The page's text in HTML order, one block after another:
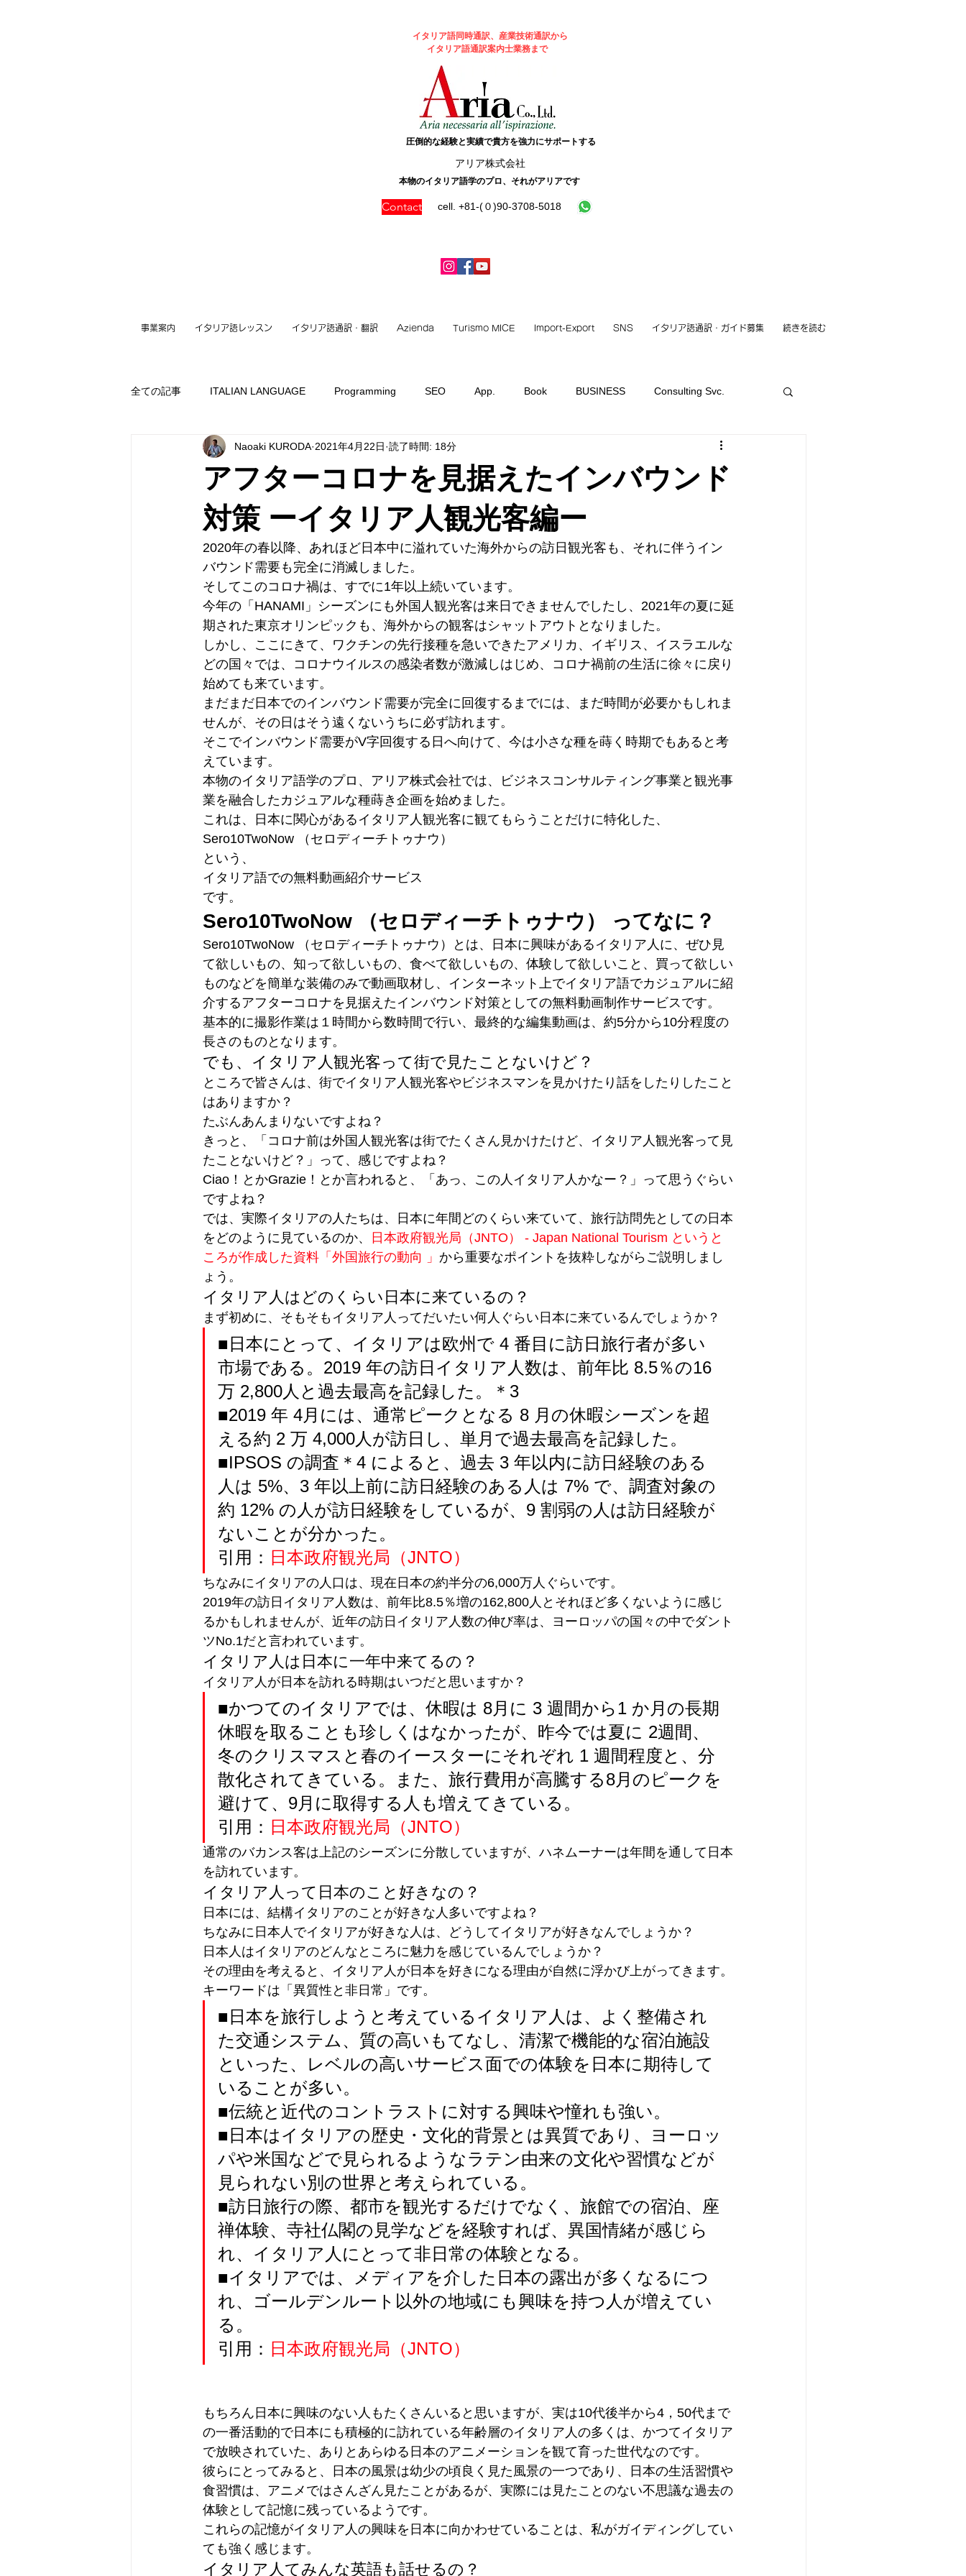
イタリア語同時通訳、産業技術通訳から
イタリア語通訳案内士業務まで
圧倒的な経験と実績で貴方を強力にサポートする
​アリア株式会社
本物のイタリア語学のプロ、それがアリアです
Contact cell. +81-(０)90-3708-5018
事業案内 イタリア語レッスン イタリア語通訳・翻訳 Azienda Turismo MICE Import-Export SNS イタリア語通訳・ガイド募集 続きを読む
全ての記事 ITALIAN LANGUAGE Programming SEO App. Book BUSINESS Consulting Svc.
Gadget Contact Italian Culture INBOUND Language Svc.
Music Proverb Restaurant Place STUDY
TOURISM 未分類 未分類
アフターコロナを見据えたインバウンド
対策 ーイタリア人観光客編ー
Naoaki KURODA 2021年4月22日 読了時間: 18分
2020年の春以降、あれほど日本中に溢れていた海外からの訪日観光客も、それに伴うイン
バウンド需要も完全に消滅しました。
そしてこのコロナ禍は、すでに1年以上続いています。
今年の「HANAMI」シーズンにも外国人観光客は来日できませんでしたし、2021年の夏に延
期された東京オリンピックも、海外からの観客はシャットアウトとなりました。
しかし、ここにきて、ワクチンの先行接種を急いできたアメリカ、イギリス、イスラエルな
どの国々では、コロナウイルスの感染者数が激減しはじめ、コロナ禍前の生活に徐々に戻り
始めても来ています。
まだまだ日本でのインバウンド需要が完全に回復するまでには、まだ時間が必要かもしれま
せんが、その日はそう遠くないうちに必ず訪れます。
そこでインバウンド需要がV字回復する日へ向けて、今は小さな種を蒔く時期でもあると考
えています。
本物のイタリア語学のプロ、アリア株式会社では、ビジネスコンサルティング事業と観光事
業を融合したカジュアルな種蒔き企画を始めました。
これは、日本に関心があるイタリア人観光客に観てもらうことだけに特化した、
Sero10TwoNow （セロディーチトゥナウ）
という、
イタリア語での無料動画紹介サービス
です。
Sero10TwoNow （セロディーチトゥナウ） ってなに？
Sero10TwoNow （セロディーチトゥナウ）とは、日本に興味があるイタリア人に、ぜひ見
て欲しいもの、知って欲しいもの、食べて欲しいもの、体験して欲しいこと、買って欲しい
ものなどを簡単な装備のみで動画取材し、インターネット上でイタリア語でカジュアルに紹
介するアフターコロナを見据えたインバウンド対策としての無料動画制作サービスです。
基本的に撮影作業は１時間から数時間で行い、最終的な編集動画は、約5分から10分程度の
長さのものとなります。
でも、イタリア人観光客って街で見たことないけど？
ところで皆さんは、街でイタリア人観光客やビジネスマンを見かけたり話をしたりしたこと
はありますか？
たぶんあんまりないですよね？
きっと、「コロナ前は外国人観光客は街でたくさん見かけたけど、イタリア人観光客って見
たことないけど？」って、感じですよね？
Ciao！とかGrazie！とか言われると、「あっ、この人イタリア人かなー？」って思うぐらい
ですよね？
では、実際イタリアの人たちは、日本に年間どのくらい来ていて、旅行訪問先としての日本
をどのように見ているのか、
日本政府観光局（JNTO） - Japan National Tourism というと
ころが作成した資料「外国旅行の動向 」 から重要なポイントを抜粋しながらご説明しまし
ょう。
イタリア人はどのくらい日本に来ているの？
まず初めに、そもそもイタリア人ってだいたい何人ぐらい日本に来ているんでしょうか？
■日本にとって、イタリアは欧州で 4 番目に訪日旅行者が多い
市場である。2019 年の訪日イタリア人数は、前年比 8.5％の16
万 2,800人と過去最高を記録した。＊3
■2019 年 4月には、通常ピークとなる 8 月の休暇シーズンを超
える約 2 万 4,000人が訪日し、単月で過去最高を記録した。
■IPSOS の調査＊4 によると、過去 3 年以内に訪日経験のある
人は 5%、3 年以上前に訪日経験のある人は 7% で、調査対象の
約 12% の人が訪日経験をしているが、9 割弱の人は訪日経験が
ないことが分かった。
引用： 日本政府観光局（JNTO）
ちなみにイタリアの人口は、現在日本の約半分の6,000万人ぐらいです。
2019年の訪日イタリア人数は、前年比8.5％増の162,800人とそれほど多くないように感じ
るかもしれませんが、近年の訪日イタリア人数の伸び率は、ヨーロッパの国々の中でダント
ツNo.1だと言われています。
イタリア人は日本に一年中来てるの？
イタリア人が日本を訪れる時期はいつだと思いますか？
■かつてのイタリアでは、休暇は 8月に 3 週間から1 か月の長期
休暇を取ることも珍しくはなかったが、昨今では夏に 2週間、
冬のクリスマスと春のイースターにそれぞれ 1 週間程度と、分
散化されてきている。また、旅行費用が高騰する8月のピークを
避けて、9月に取得する人も増えてきている。
引用： 日本政府観光局（JNTO）
通常のバカンス客は上記のシーズンに分散していますが、ハネムーナーは年間を通して日本
を訪れています。
イタリア人って日本のこと好きなの？
日本には、結構イタリアのことが好きな人多いですよね？
ちなみに日本人でイタリアが好きな人は、どうしてイタリアが好きなんでしょうか？
日本人はイタリアのどんなところに魅力を感じているんでしょうか？
その理由を考えると、イタリア人が日本を好きになる理由が自然に浮かび上がってきます。
キーワードは「異質性と非日常」です。
■日本を旅行しようと考えているイタリア人は、よく整備され
た交通システム、質の高いもてなし、清潔で機能的な宿泊施設
といった、レベルの高いサービス面での体験を日本に期待して
いることが多い。
■伝統と近代のコントラストに対する興味や憧れも強い。
■日本はイタリアの歴史・文化的背景とは異質であり、ヨーロッ
パや米国などで見られるようなラテン由来の文化や習慣などが
見られない別の世界と考えられている。
■訪日旅行の際、都市を観光するだけでなく、旅館での宿泊、座
禅体験、寺社仏閣の見学などを経験すれば、異国情緒が感じら
れ、イタリア人にとって非日常の体験となる。
■イタリアでは、メディアを介した日本の露出が多くなるにつ
れ、ゴールデンルート以外の地域にも興味を持つ人が増えてい
る。
引用： 日本政府観光局（JNTO）
もちろん日本に興味のない人もたくさんいると思いますが、実は10代後半から4，50代まで
の一番活動的で日本にも積極的に訪れている年齢層のイタリア人の多くは、かつてイタリア
で放映されていた、ありとあらゆる日本のアニメーションを観て育った世代なのです。
彼らにとってみると、日本の風景は幼少の頃良く見た風景の一つであり、日本の生活習慣や
食習慣は、アニメではさんざん見たことがあるが、実際には見たことのない不思議な過去の
体験として記憶に残っているようです。
これらの記憶がイタリア人の興味を日本に向かわせていることは、私がガイディングしてい
ても強く感じます。
イタリア人てみんな英語も話せるの？